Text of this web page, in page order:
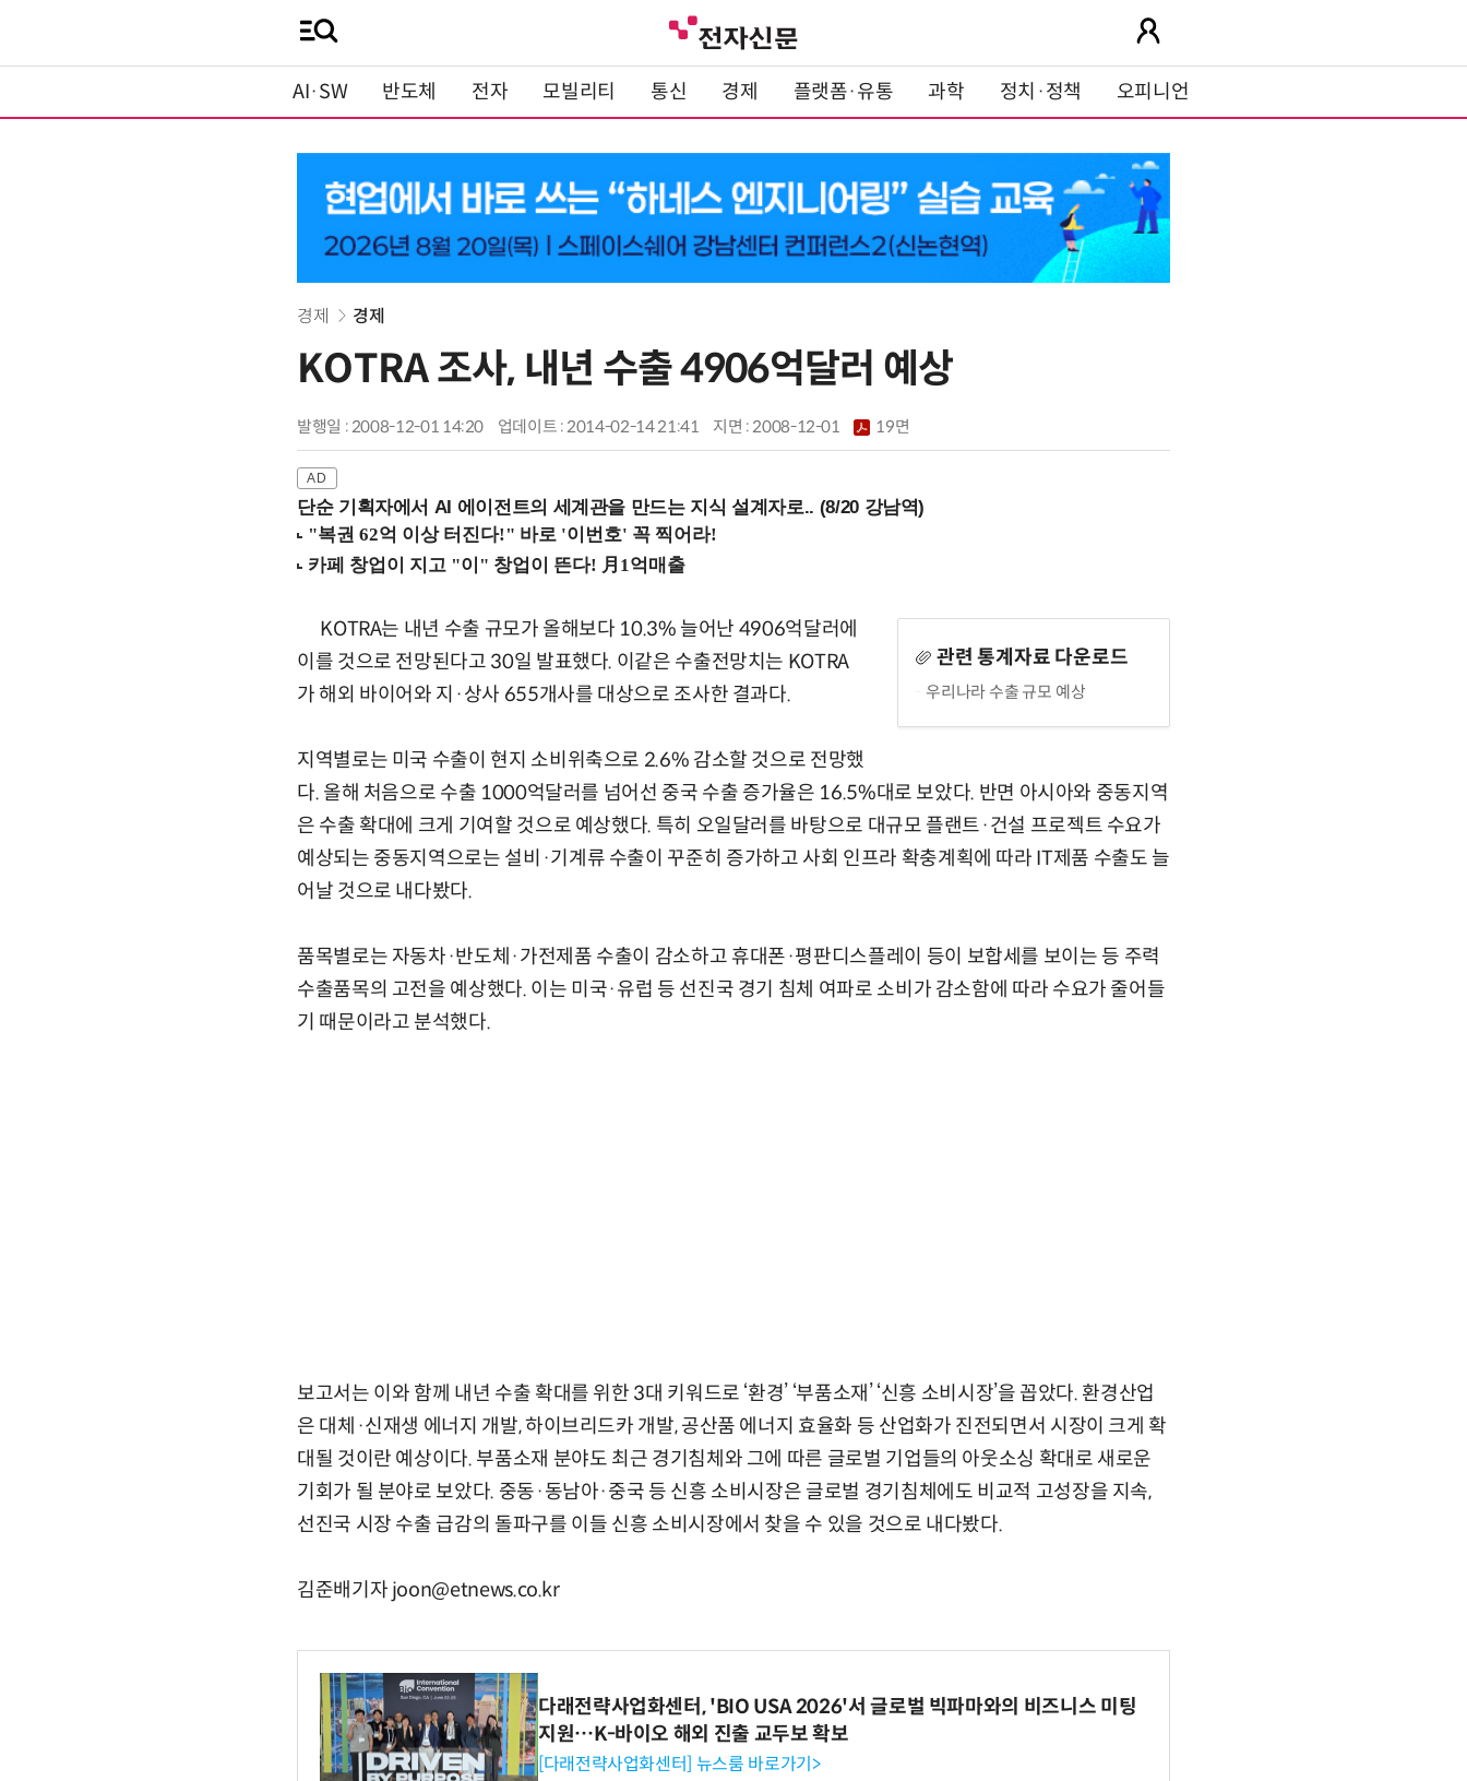
AI·SW 반도체 전자 모빌리티 통신 경제 플랫폼·유통 과학 정치·정책 오피니언
경제 경제
KOTRA 조사, 내년 수출 4906억달러 예상
발행일 : 2008-12-01 14:20 업데이트 : 2014-02-14 21:41 지면 :2008-12-01 19면
단순 기획자에서 AI 에이전트의 세계관을 만드는 지식 설계자로.. (8/20 강남역)
관련 통계자료 다운로드
우리나라 수출 규모 예상
KOTRA는 내년 수출 규모가 올해보다 10.3% 늘어난 4906억달러에
이를 것으로 전망된다고 30일 발표했다. 이같은 수출전망치는 KOTRA
가 해외 바이어와 지·상사 655개사를 대상으로 조사한 결과다.
지역별로는 미국 수출이 현지 소비위축으로 2.6% 감소할 것으로 전망했
다. 올해 처음으로 수출 1000억달러를 넘어선 중국 수출 증가율은 16.5%대로 보았다. 반면 아시아와 중동지역
은 수출 확대에 크게 기여할 것으로 예상했다. 특히 오일달러를 바탕으로 대규모 플랜트·건설 프로젝트 수요가
예상되는 중동지역으로는 설비·기계류 수출이 꾸준히 증가하고 사회 인프라 확충계획에 따라 IT제품 수출도 늘
어날 것으로 내다봤다.
품목별로는 자동차·반도체·가전제품 수출이 감소하고 휴대폰·평판디스플레이 등이 보합세를 보이는 등 주력
수출품목의 고전을 예상했다. 이는 미국·유럽 등 선진국 경기 침체 여파로 소비가 감소함에 따라 수요가 줄어들
기 때문이라고 분석했다.
보고서는 이와 함께 내년 수출 확대를 위한 3대 키워드로 ‘환경’ ‘부품소재’ ‘신흥 소비시장’을 꼽았다. 환경산업
은 대체·신재생 에너지 개발, 하이브리드카 개발, 공산품 에너지 효율화 등 산업화가 진전되면서 시장이 크게 확
대될 것이란 예상이다. 부품소재 분야도 최근 경기침체와 그에 따른 글로벌 기업들의 아웃소싱 확대로 새로운
기회가 될 분야로 보았다. 중동·동남아·중국 등 신흥 소비시장은 글로벌 경기침체에도 비교적 고성장을 지속,
선진국 시장 수출 급감의 돌파구를 이들 신흥 소비시장에서 찾을 수 있을 것으로 내다봤다.
김준배기자 joon@etnews.co.kr
다래전략사업화센터, 'BIO USA 2026'서 글로벌 빅파마와의 비즈니스 미팅
지원…K-바이오 해외 진출 교두보 확보
[다래전략사업화센터] 뉴스룸 바로가기>